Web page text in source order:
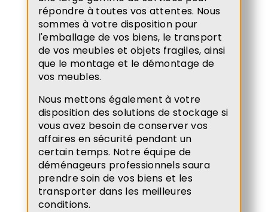
répondre à toutes vos attentes. Nous
sommes à votre disposition pour
l'emballage de vos biens, le transport
de vos meubles et objets fragiles, ainsi
que le montage et le démontage de
vos meubles.
Nous mettons également à votre
disposition des solutions de stockage si
vous avez besoin de conserver vos
affaires en sécurité pendant un
certain temps. Notre équipe de
déménageurs professionnels saura
prendre soin de vos biens et les
transporter dans les meilleures
conditions.